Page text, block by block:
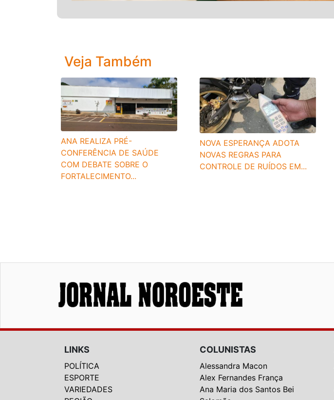
Veja Também
ANA REALIZA PRÉ-
CONFERÊNCIA DE SAÚDE
COM DEBATE SOBRE O
FORTALECIMENTO...
NOVA ESPERANÇA ADOTA
NOVAS REGRAS PARA
CONTROLE DE RUÍDOS EM...
LINKS
POLÍTICA
ESPORTE
VARIEDADES
COLUNISTAS
Alessandra Macon
Alex Fernandes França
Ana Maria dos Santos Bei